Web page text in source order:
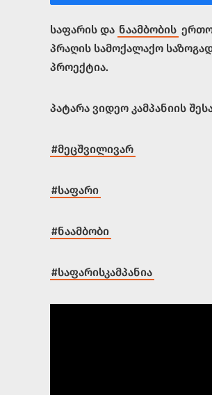
საფარის და ნაამბობის
პრაღის სამოქალაქო
პროექტია.
პატარა ვიდეო კამპანიის
#მეცშვილივარ
#საფარი
#ნაამბობი
#საფარისკამპანია